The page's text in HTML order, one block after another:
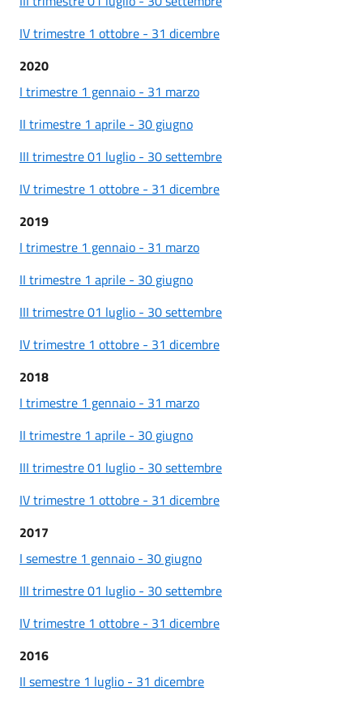
IV trimestre 1 ottobre - 31 dicembre
2020
I trimestre 1 gennaio - 31 marzo
II trimestre 1 aprile - 30 giugno
III trimestre 01 luglio - 30 settembre
IV trimestre 1 ottobre - 31 dicembre
2019
I trimestre 1 gennaio - 31 marzo
II trimestre 1 aprile - 30 giugno
III trimestre 01 luglio - 30 settembre
IV trimestre 1 ottobre - 31 dicembre
2018
I trimestre 1 gennaio - 31 marzo
II trimestre 1 aprile - 30 giugno
III trimestre 01 luglio - 30 settembre
IV trimestre 1 ottobre - 31 dicembre
2017
I semestre 1 gennaio - 30 giugno
III trimestre 01 luglio - 30 settembre
IV trimestre 1 ottobre - 31 dicembre
2016
II semestre 1 luglio - 31 dicembre